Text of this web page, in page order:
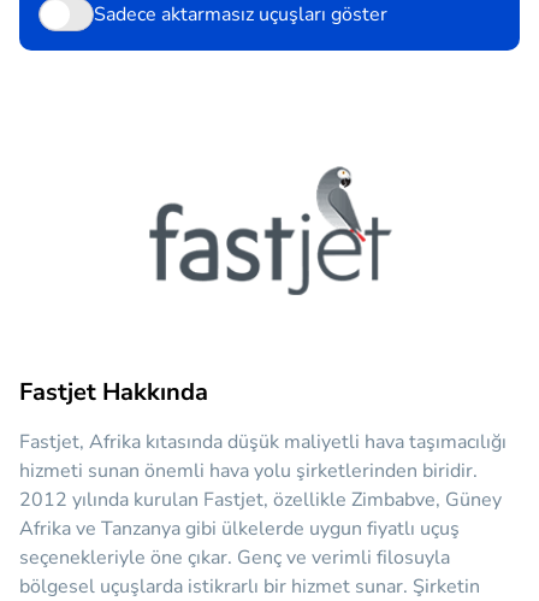
Sadece aktarmasız uçuşları göster
Fastjet Hakkında
Fastjet, Afrika kıtasında düşük maliyetli hava taşımacılığı
hizmeti sunan önemli hava yolu şirketlerinden biridir.
2012 yılında kurulan Fastjet, özellikle Zimbabve, Güney
Afrika ve Tanzanya gibi ülkelerde uygun fiyatlı uçuş
seçenekleriyle öne çıkar. Genç ve verimli filosuyla
bölgesel uçuşlarda istikrarlı bir hizmet sunar. Şirketin